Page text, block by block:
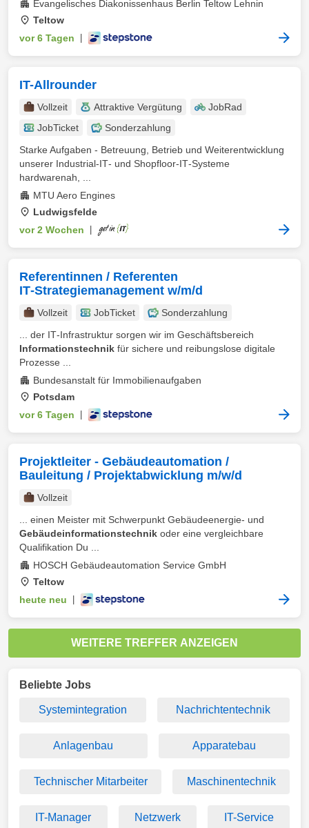
Evangelisches Diakonissenhaus Berlin Teltow Lehnin
Teltow
vor 6 Tagen
IT-Allrounder
Vollzeit Attraktive Vergütung
JobRad
JobTicket
Sonderzahlung
Starke Aufgaben - Betreuung, Betrieb und Weiterentwicklung
unserer Industrial‑IT‑ und Shopfloor‑IT‑Systeme
hardwarenah, ...
MTU Aero Engines
Ludwigsfelde
vor 2 Wochen
Referentinnen / Referenten
IT‑Strategiemanagement w/m/d
Vollzeit JobTicket
Sonderzahlung
... der IT‑Infrastruktur sorgen wir im Geschäftsbereich
Informationstechnik für sichere und reibungslose digitale
Prozesse ...
Bundesanstalt für Immobilienaufgaben
Potsdam
vor 6 Tagen
Projektleiter - Gebäudeautomation /
Bauleitung / Projektabwicklung m/w/d
Vollzeit
... einen Meister mit Schwerpunkt Gebäudeenergie- und
Gebäudeinformationstechnik oder eine vergleichbare
Qualifikation Du ...
HOSCH Gebäudeautomation Service GmbH
Teltow
heute neu
WEITERE TREFFER ANZEIGEN
Beliebte Jobs
Systemintegration Nachrichtentechnik
Anlagenbau Apparatebau
Technischer Mitarbeiter Maschinentechnik
IT-Manager Netzwerk IT-Service